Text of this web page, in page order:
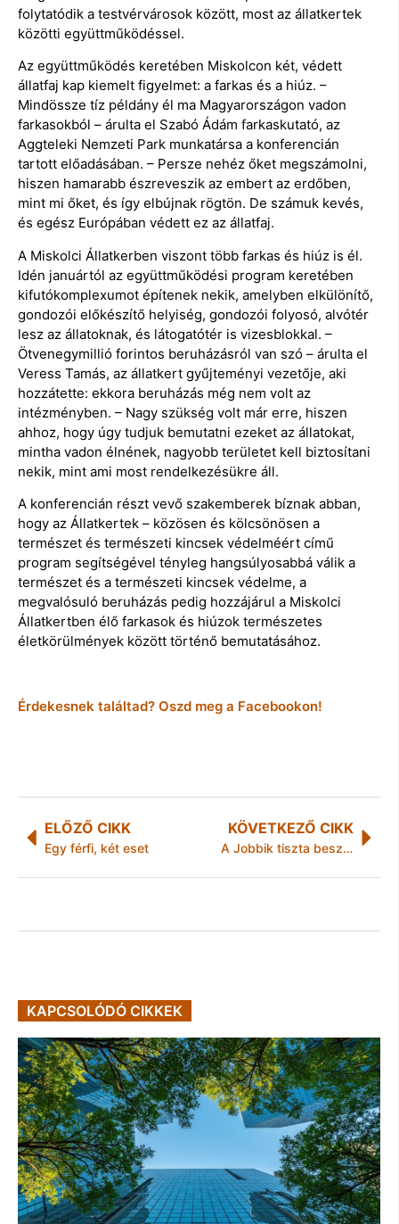
folytatódik a testvérvárosok között, most az állatkertek
közötti együttműködéssel.
Az együttműködés keretében Miskolcon két, védett
állatfaj kap kiemelt figyelmet: a farkas és a hiúz. –
Mindössze tíz példány él ma Magyarországon vadon
farkasokból – árulta el Szabó Ádám farkaskutató, az
Aggteleki Nemzeti Park munkatársa a konferencián
tartott előadásában. – Persze nehéz őket megszámolni,
hiszen hamarabb észreveszik az embert az erdőben,
mint mi őket, és így elbújnak rögtön. De számuk kevés,
és egész Európában védett ez az állatfaj.
A Miskolci Állatkerben viszont több farkas és hiúz is él.
Idén januártól az együttműködési program keretében
kifutókomplexumot építenek nekik, amelyben elkülönítő,
gondozói előkészítő helyiség, gondozói folyosó, alvótér
lesz az állatoknak, és látogatótér is vizesblokkal. –
Ötvenegymillió forintos beruházásról van szó – árulta el
Veress Tamás, az állatkert gyűjteményi vezetője, aki
hozzátette: ekkora beruházás még nem volt az
intézményben. – Nagy szükség volt már erre, hiszen
ahhoz, hogy úgy tudjuk bemutatni ezeket az állatokat,
mintha vadon élnének, nagyobb területet kell biztosítani
nekik, mint ami most rendelkezésükre áll.
A konferencián részt vevő szakemberek bíznak abban,
hogy az Állatkertek – közösen és kölcsönösen a
természet és természeti kincsek védelméért című
program segítségével tényleg hangsúlyosabbá válik a
természet és a természeti kincsek védelme, a
megvalósuló beruházás pedig hozzájárul a Miskolci
Állatkertben élő farkasok és hiúzok természetes
életkörülmények között történő bemutatásához.
Érdekesnek találtad? Oszd meg a Facebookon!
ELŐZŐ CIKK
Egy férfi, két eset
KÖVETKEZŐ CIKK
A Jobbik tiszta beszédet, őszinte és egyenes tájékoztatást vár a dugódíj ügyében
KAPCSOLÓDÓ CIKKEK